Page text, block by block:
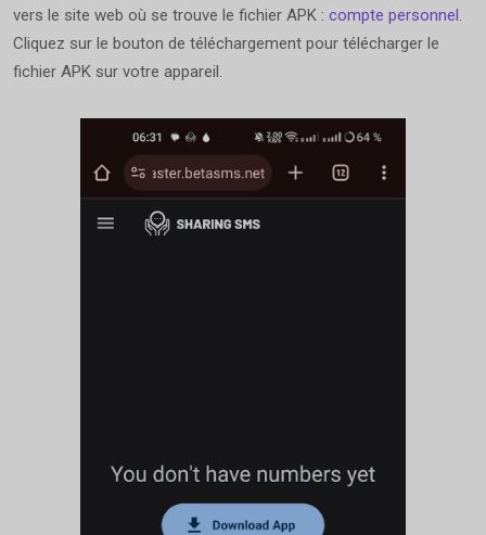
vers le site web où se trouve le fichier APK : compte personnel
Cliquez sur le bouton de téléchargement pour télécharger le
fichier APK sur votre appareil.